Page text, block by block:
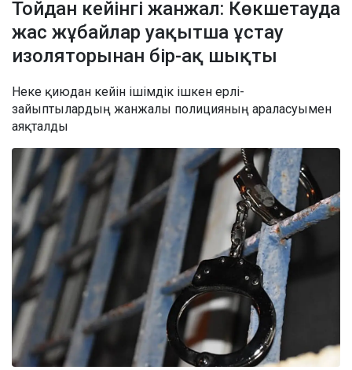
Тойдан кейінгі жанжал: Көкшетауда
жас жұбайлар уақытша ұстау
изоляторынан бір-ақ шықты
Неке қиюдан кейін ішімдік ішкен ерлі-
зайыптылардың жанжалы полицияның араласуымен
аяқталды